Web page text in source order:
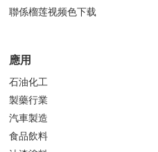
聯係榴莲视频色下载
應用
石油化工
製藥行業
汽車製造
食品飲料